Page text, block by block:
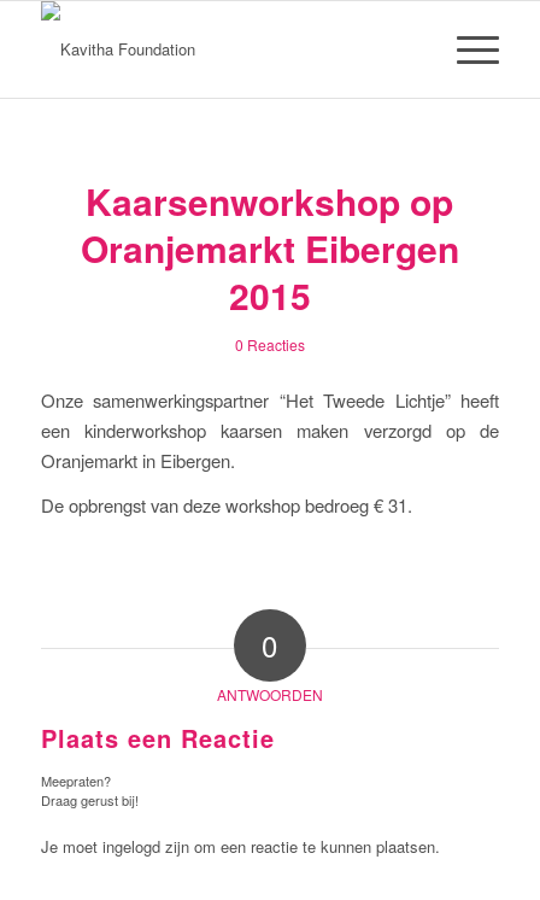
Kaarsenworkshop op
Oranjemarkt Eibergen
2015
0 Reacties
Onze samenwerkingspartner “Het Tweede Lichtje” heeft
een kinderworkshop kaarsen maken verzorgd op de
Oranjemarkt in Eibergen.
De opbrengst van deze workshop bedroeg € 31.
0
ANTWOORDEN
Plaats een Reactie
Meepraten?
Draag gerust bij!
Je moet ingelogd zijn om een reactie te kunnen plaatsen.